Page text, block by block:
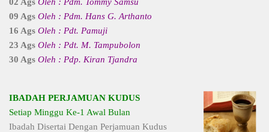
09 Ags Oleh : Pdm. Hans G. Arthanto
16 Ags Oleh : Pdt. Pamuji
23 Ags Oleh : Pdt. M. Tampubolon
30 Ags Oleh : Pdp. Kiran Tjandra
IBADAH PERJAMUAN KUDUS
Setiap Minggu Ke-1 Awal Bulan
Ibadah Disertai Dengan Perjamuan Kudus